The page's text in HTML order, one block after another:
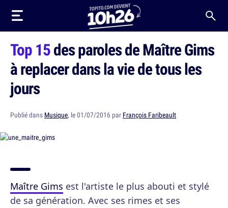
Top 15des paroles de Maître Gims
à replacer dans la vie de tous les
jours
Publié dans Musique, le 01/07/2016 par François Faribeault
Maître Gims est l'artiste le plus abouti et stylé
de sa génération. Avec ses rimes et ses